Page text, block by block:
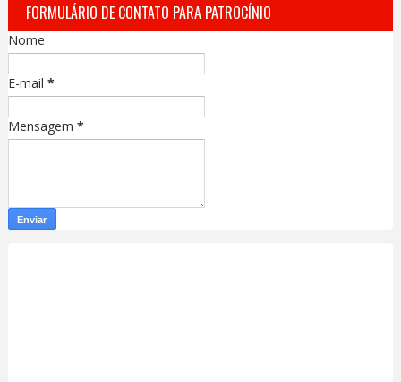
FORMULÁRIO DE CONTATO PARA PATROCÍNIO
Nome
E-mail *
Mensagem *